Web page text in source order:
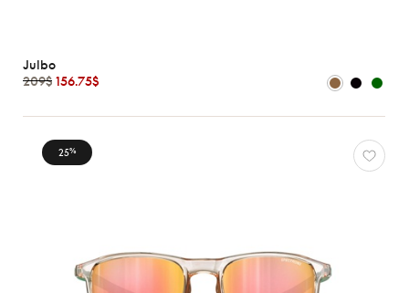
Julbo
209$ 156.75$
25%